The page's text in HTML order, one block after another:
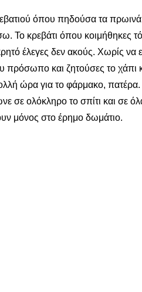
όπου πηδούσα τα
Το κρεβάτι όπου
έλεγες δεν ακούς. Χωρίς να
και ζητούσες το χάπι
ώρα για το φάρμακο, πατέρα.
σε ολόκληρο το σπίτι και σε
μόνος στο έρημο δωμάτιο.